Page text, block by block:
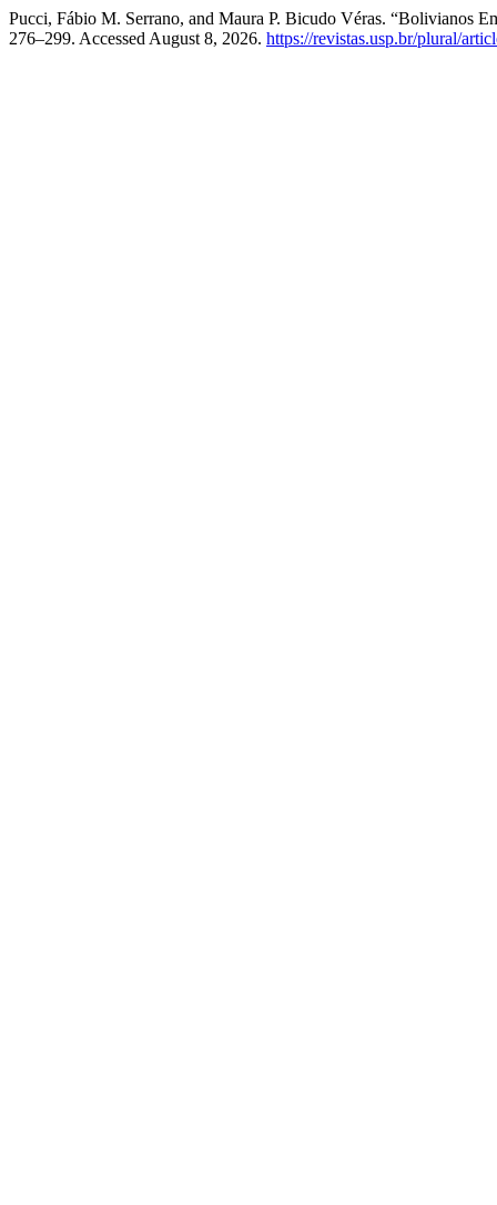
Pucci, Fábio M. Serrano, and Maura P. Bicudo Véras. “Bolivianos
276–299. Accessed August 8, 2026. https://revistas.usp.br/plural/